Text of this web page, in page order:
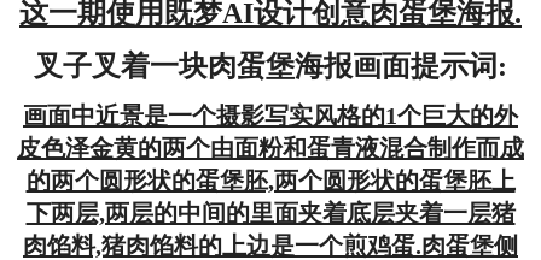
这一期使用既梦AI设计创意肉蛋堡海报.
叉子叉着一块肉蛋堡海报画面提示词:
画面中近景是一个摄影写实风格的1个巨大的外
皮色泽金黄的两个由面粉和蛋青液混合制作而成
的两个圆形状的蛋堡胚,两个圆形状的蛋堡胚上
下两层,两层的中间的里面夹着底层夹着一层猪
肉馅料,猪肉馅料的上边是一个煎鸡蛋.肉蛋堡侧